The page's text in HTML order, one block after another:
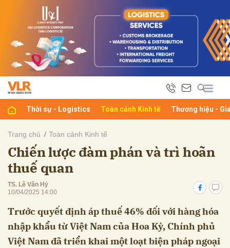
Thời sự - Logistics Toàn cảnh Kinh tế Thương hiệu -
Trang chủ Toàn cảnh Kinh tế
Chiến lược đàm phán và trì hoãn
thuế quan
TS. Lê Văn Hỷ
10/04/2025 14:00
Trước quyết định áp thuế 46% đối với hàng hóa
nhập khẩu từ Việt Nam của Hoa Kỳ, Chính phủ
Việt Nam đã triển khai một loạt biện pháp ngoại
luận
Hủy